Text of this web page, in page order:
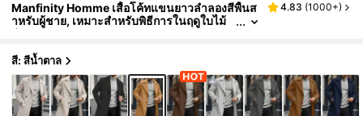
Manfinity Homme เสื้อโค้ทแขนยาวลำลองสีพื้นส
ำหรับผู้ชาย, เหมาะสำหรับพิธีการในฤดูใบไม้
ร่วง/ฤดูหนาว
4.83 (1000+)
สี: สีน้ำตาล